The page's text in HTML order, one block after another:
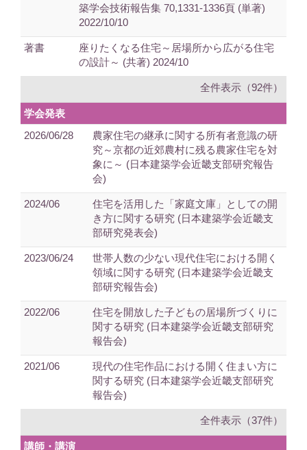
築学会技術報告集 70,1331-1336頁 (単著)
2022/10/10
著書
座りたくなる住宅～居場所から広がる住宅
の設計～ (共著) 2024/10
全件表示（92件）
学会発表
2026/06/28
農家住宅の継承に関する所有者意識の研
究～京都の近郊農村に残る農家住宅を対
象に～ (日本建築学会近畿支部研究報告
会)
2024/06
住宅を活用した「家庭文庫」としての開
き方に関する研究 (日本建築学会近畿支
部研究発表会)
2023/06/24
世帯人数の少ない現代住宅における開く
領域に関する研究 (日本建築学会近畿支
部研究報告会)
2022/06
住宅を開放した子どもの居場所づくりに
関する研究 (日本建築学会近畿支部研究
報告会)
2021/06
現代の住宅作品における開く住まい方に
関する研究 (日本建築学会近畿支部研究
報告会)
全件表示（37件）
講師・講演